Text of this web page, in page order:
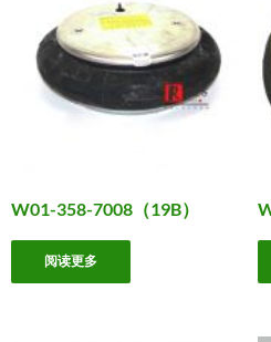
W01-358-7008（19B）
阅读更多